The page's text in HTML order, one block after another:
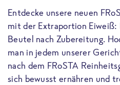
Entdecke unsere neuen
mit der Extraportion Eiweiß:
Beutel nach Zubereitung.
man in jedem unserer
nach dem FRoSTA
sich bewusst ernähren und